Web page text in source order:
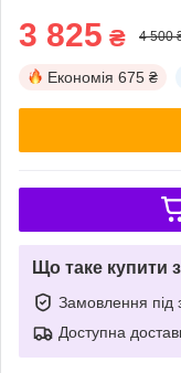
3 825 ₴ 4 500
Економія 675 ₴
Що таке купити
Замовлення під
Доступна